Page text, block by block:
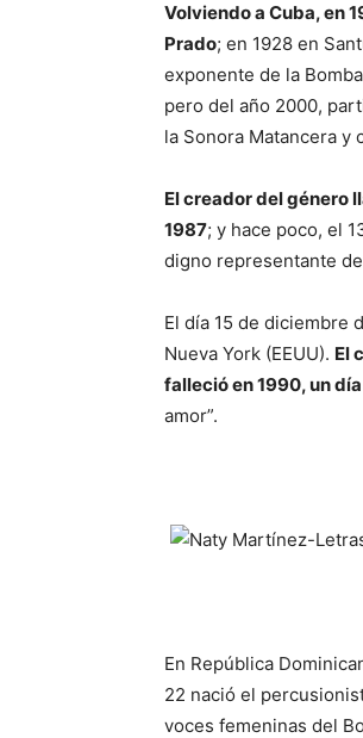
Volviendo a Cuba, en
Prado; en 1928 en
exponente de la
pero del año 2000,
la Sonora Matancera y
El creador del género
1987; y hace poco, el
digno representante
El día 15 de diciembre
Nueva York (EEUU). El
falleció en 1990, un día
amor”.
En República
22 nació el
voces femeninas del